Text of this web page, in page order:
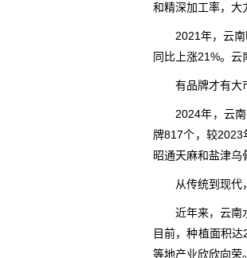
和精深加工率，大
2021年，云
同比上涨21%。云
有品牌才有大
2024年，云
牌817个，较2023
昭通天麻和盐津乌
从传统到现代
近年来，云南
目前，种植面积
等地产业欣欣向荣